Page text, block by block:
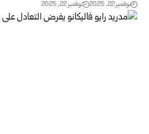
نوفمبر 22, 2025 نوفمبر 22, 2025